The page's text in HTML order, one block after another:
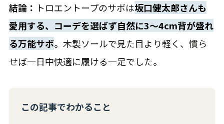
結論： トロエントープのサボは坂口健太郎さんも
愛用する、コーデを選ばず自然に3〜4cm背が盛れ
る万能サボ。木製ソールで見た目より軽く、慣ら
せば一日中快適に履ける一足でした。
この記事でわかること